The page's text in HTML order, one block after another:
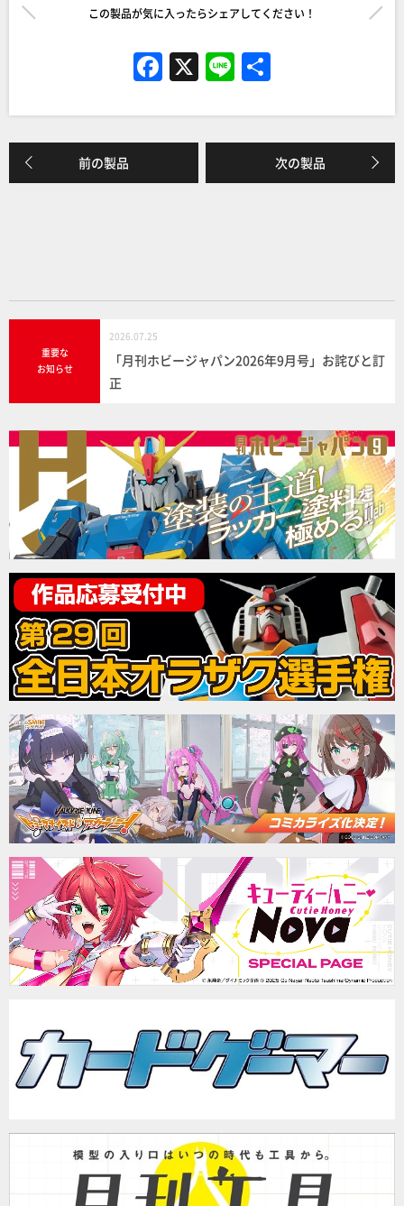
この製品が気に入ったらシェアしてください！
F
c
e
b
X Li
e
前の製品 次の製品
重要な
お知らせ
2026.07.25
「月刊ホビージャパン2026年9月号」お詫びと訂
正